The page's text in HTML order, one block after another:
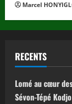
Marcel
RECENTS
Lomé au cœur
Sévon-Tépé